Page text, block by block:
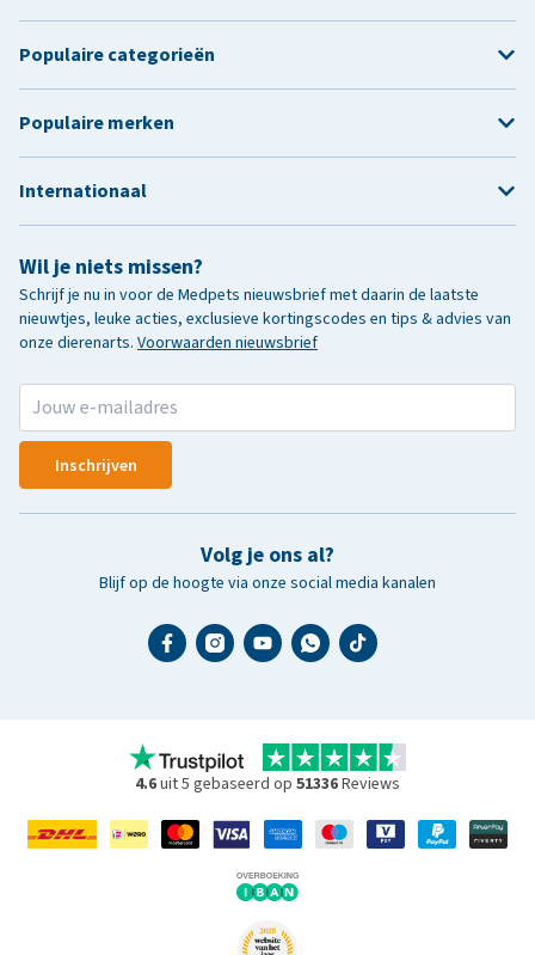
Wil je niets missen?
Schrijf je nu in voor de Medpets nieuwsbrief met daarin de laatste
nieuwtjes, leuke acties, exclusieve kortingscodes en tips & advies van
onze dierenarts. Voorwaarden nieuwsbrief
Inschrijven
Volg je ons al?
Blijf op de hoogte via onze social media kanalen
Populaire categorieën
Populaire merken
Internationaal
4.6uit 5 gebaseerd op 51336Reviews